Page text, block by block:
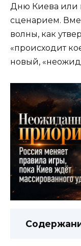
Дню Киева или
сценарием.
волны, как
«происходит
новый,